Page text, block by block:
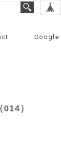
Google
）